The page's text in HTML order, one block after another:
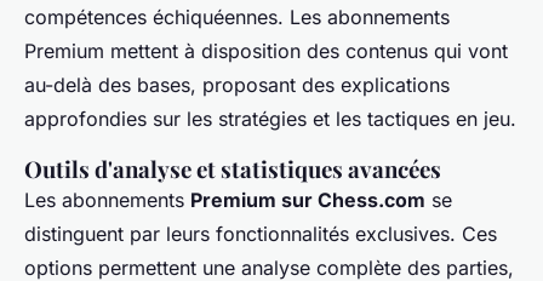
compétences échiquéennes. Les abonnements
Premium mettent à disposition des contenus qui vont
au-delà des bases, proposant des explications
approfondies sur les stratégies et les tactiques en jeu.
Outils d'analyse et statistiques avancées
Les abonnements Premium sur Chess.com se
distinguent par leurs fonctionnalités exclusives. Ces
options permettent une analyse complète des parties,